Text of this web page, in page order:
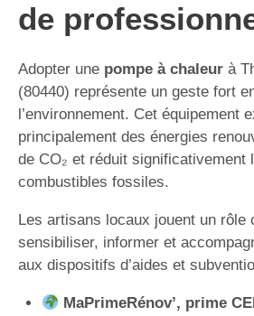
de
Adopter une pompe à chaleur à
(80440) représente un geste fort
l’environnement. Cet équipement
principalement des énergies
de CO₂ et réduit significativement
combustibles fossiles.
Les artisans locaux jouent un rôle
sensibiliser, informer et
aux dispositifs d’aides et
MaPrimeRénov’, prime